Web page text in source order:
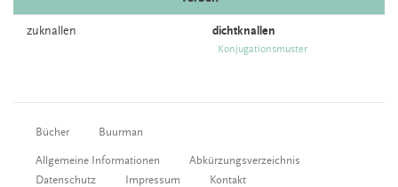
zuknallen dichtknallen
Konjugationsmuster
Bücher Buurman
Allgemeine Informationen
Abkürzungsverzeichnis
Datenschutz
Impressum Kontakt